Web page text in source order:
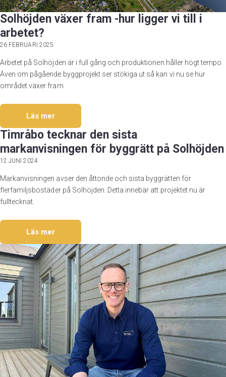
Solhöjden växer fram -hur ligger vi till i
arbetet?
26 FEBRUARI 2025
Arbetet på Solhöjden är i full gång och produktionen håller högt tempo.
Även om pågående byggprojekt ser stökiga ut så kan vi nu se hur
området växer fram.
Läs mer
Timråbo tecknar den sista
markanvisningen för byggrätt på Solhöjden
12 JUNI 2024
Markanvisningen avser den åttonde och sista byggrätten för
flerfamiljsbostäder på Solhöjden. Detta innebär att projektet nu är
fulltecknat.
Läs mer